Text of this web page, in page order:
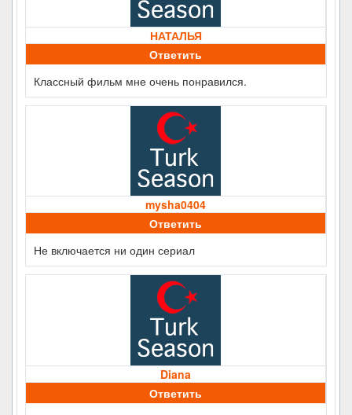
НАТАЛЬЯ
Ответить
Классный фильм мне очень понравился.
mysha0404
Ответить
Не включается ни один сериал
Diana
Ответить